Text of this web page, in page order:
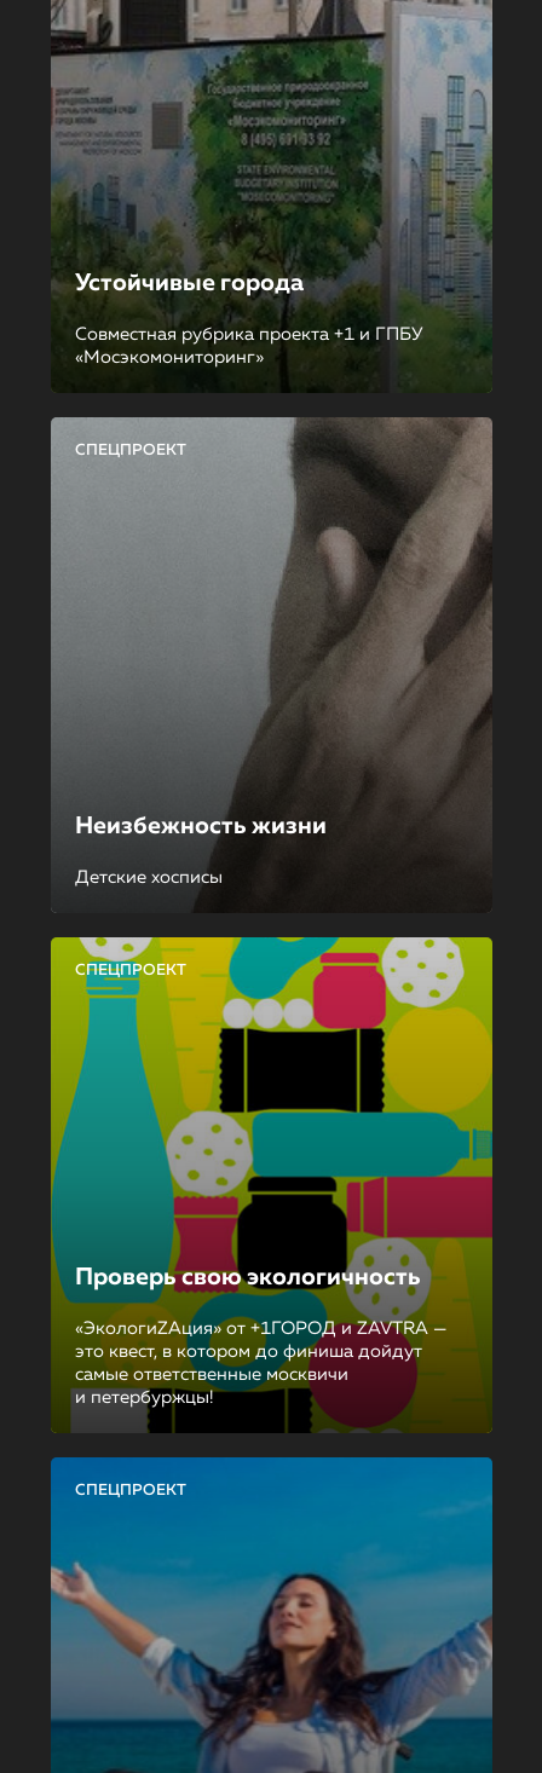
Устойчивые города
Совместная рубрика проекта +1 и ГПБУ
«Мосэкомониторинг»
СПЕЦПРОЕКТ
Неизбежность жизни
Детские хосписы
СПЕЦПРОЕКТ
Проверь свою экологичность
«ЭкологиZAция» от +1ГОРОД и ZAVTRA —
это квест, в котором до финиша дойдут
самые ответственные москвичи
и петербуржцы!
СПЕЦПРОЕКТ